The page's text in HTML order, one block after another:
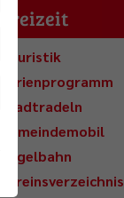
Freizeit
Touristik
Ferienprogramm
Stadtradeln
Gemeindemobil
Kegelbahn
Vereinsverzeichnis